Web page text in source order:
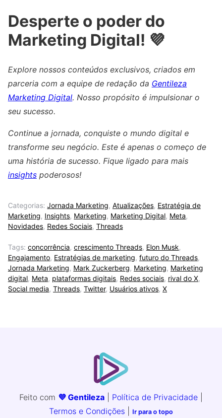
Desperte o poder do
Marketing Digital! 💜
Explore nossos conteúdos exclusivos, criados em
parceria com a equipe de redação da Gentileza
Marketing Digital. Nosso propósito é impulsionar o
seu sucesso.
Continue a jornada, conquiste o mundo digital e
transforme seu negócio. Este é apenas o começo de
uma história de sucesso. Fique ligado para mais
insights poderosos!
Categorias: Jornada Marketing, Atualizações, Estratégia de
Marketing, Insights, Marketing, Marketing Digital, Meta,
Novidades, Redes Sociais, Threads
Tags: concorrência, crescimento Threads, Elon Musk,
Engajamento, Estratégias de marketing, futuro do Threads,
Jornada Marketing, Mark Zuckerberg, Marketing, Marketing
digital, Meta, plataformas digitais, Redes sociais, rival do X,
Social media, Threads, Twitter, Usuários ativos, X
Feito com 💜 Gentileza Política de Privacidade
Termos e Condições
Ir para o topo